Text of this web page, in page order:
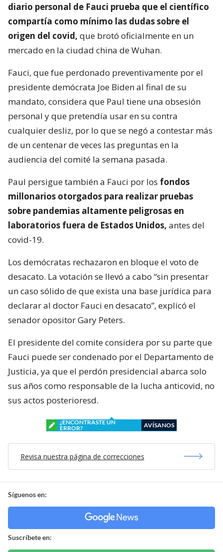
diario personal de Fauci prueba que el científico
compartía como mínimo las dudas sobre el
origen del covid, que brotó oficialmente en un
mercado en la ciudad china de Wuhan.
Fauci, que fue perdonado preventivamente por el
presidente demócrata Joe Biden al final de su
mandato, considera que Paul tiene una obsesión
personal y que pretendía usar en su contra
cualquier desliz, por lo que se negó a contestar más
de un centenar de veces las preguntas en la
audiencia del comité la semana pasada.
Paul persigue también a Fauci por los fondos
millonarios otorgados para realizar pruebas
sobre pandemias altamente peligrosas en
laboratorios fuera de Estados Unidos, antes del
covid-19.
Los demócratas rechazaron en bloque el voto de
desacato. La votación se llevó a cabo “sin presentar
un caso sólido de que exista una base jurídica para
declarar al doctor Fauci en desacato”, explicó el
senador opositor Gary Peters.
El presidente del comite considera por su parte que
Fauci puede ser condenado por el Departamento de
Justicia, ya que el perdón presidencial abarca solo
sus años como responsable de la lucha anticovid, no
sus actos posterioresd.
¿ENCONTRASTE UN
ERROR?
AVÍSANOS
Revisa nuestra página de correcciones
Síguenos en:
Suscríbete en: